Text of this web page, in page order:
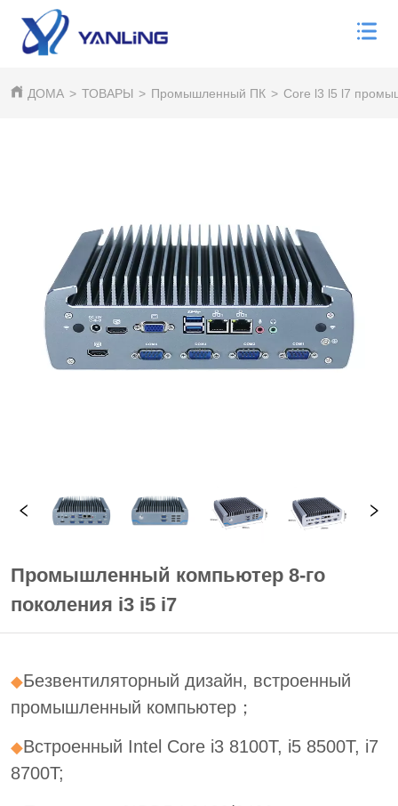
ДОМА > ТОВАРЫ > Промышленный ПК > Core l3 l5 l7
Промышленный компьютер 8-го
поколения i3 i5 i7